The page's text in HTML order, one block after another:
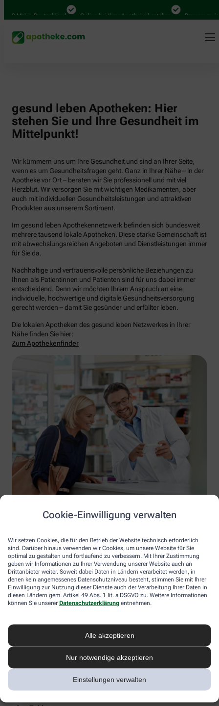
Cookie-Einwilligung verwalten
Wir setzen Cookies, die für den Betrieb der Website technisch erforderlich
sind. Darüber hinaus verwenden wir Cookies, um unsere Website für Sie
optimal zu gestalten und fortlaufend zu verbessern. Mit Ihrer Zustimmung
geben wir Informationen zu Ihrer Verwendung unserer Website auch an
Drittanbieter weiter. Soweit dabei Daten in Ländern verarbeitet werden, in
denen kein angemessenes Datenschutzniveau besteht, stimmen Sie mit Ihrer
Einwilligung zur Nutzung dieser Dienste auch der Verarbeitung Ihrer Daten in
diesen Ländern gem. Artikel 49 Abs. 1 lit. a DSGVO zu. Weitere Informationen
können Sie unserer Datenschutzerklärung entnehmen.
Alle akzeptieren
Nur notwendige akzeptieren
Einstellungen verwalten
Mal in Deutschland Online bei Ihrer Apotheke bestellen Bequem
gesund leben Apotheken: Hier
stehen Sie und Ihre Gesundheit im
Mittelpunkt!
Wir kümmern uns um Ihre Gesundheit und sind an Ihrer Seite,
wenn es um Gesundheitsfragen geht. Ganz in Ihrer Nähe – in der
Apotheke vor Ort – beraten wir Sie professionell und mit viel
Herzblut. Wir versorgen Sie mit wichtigen Medikamenten, aber
auch mit individuellen Gesundheitsleistungen und attraktiven
Produkten aus unserem Sortiment.
Im gesund leben Apothekennetzwerk befinden sich bundesweit
mehrere tausend lokale Apotheken. Diese starke Gemeinschaft ist
mit abwechslungsreichen Angeboten und Dienstleistungen immer
für Sie da.
Nachhaltige und vertrauensvolle persönliche Beziehungen zu
Ihnen als Patientinnen und Patienten sind für uns dabei immer
entscheidend. Denn wir möchten Ihrem Anspruch an eine
individuelle, hochwertige und digitale Gesundheitsversorgung
gerecht werden – damit Sie gesünder und erfüllter leben.
Die lokalen Apotheken des gesund leben Netzwerkes in Ihrer
Nähe finden Sie hier:
Zum Apothekenfinder
Information der City Apotheke
City Apotheke
Pauline-Staegemann-Str. 2-4
10249 Berlin
Kontaktieren Sie uns direkt.